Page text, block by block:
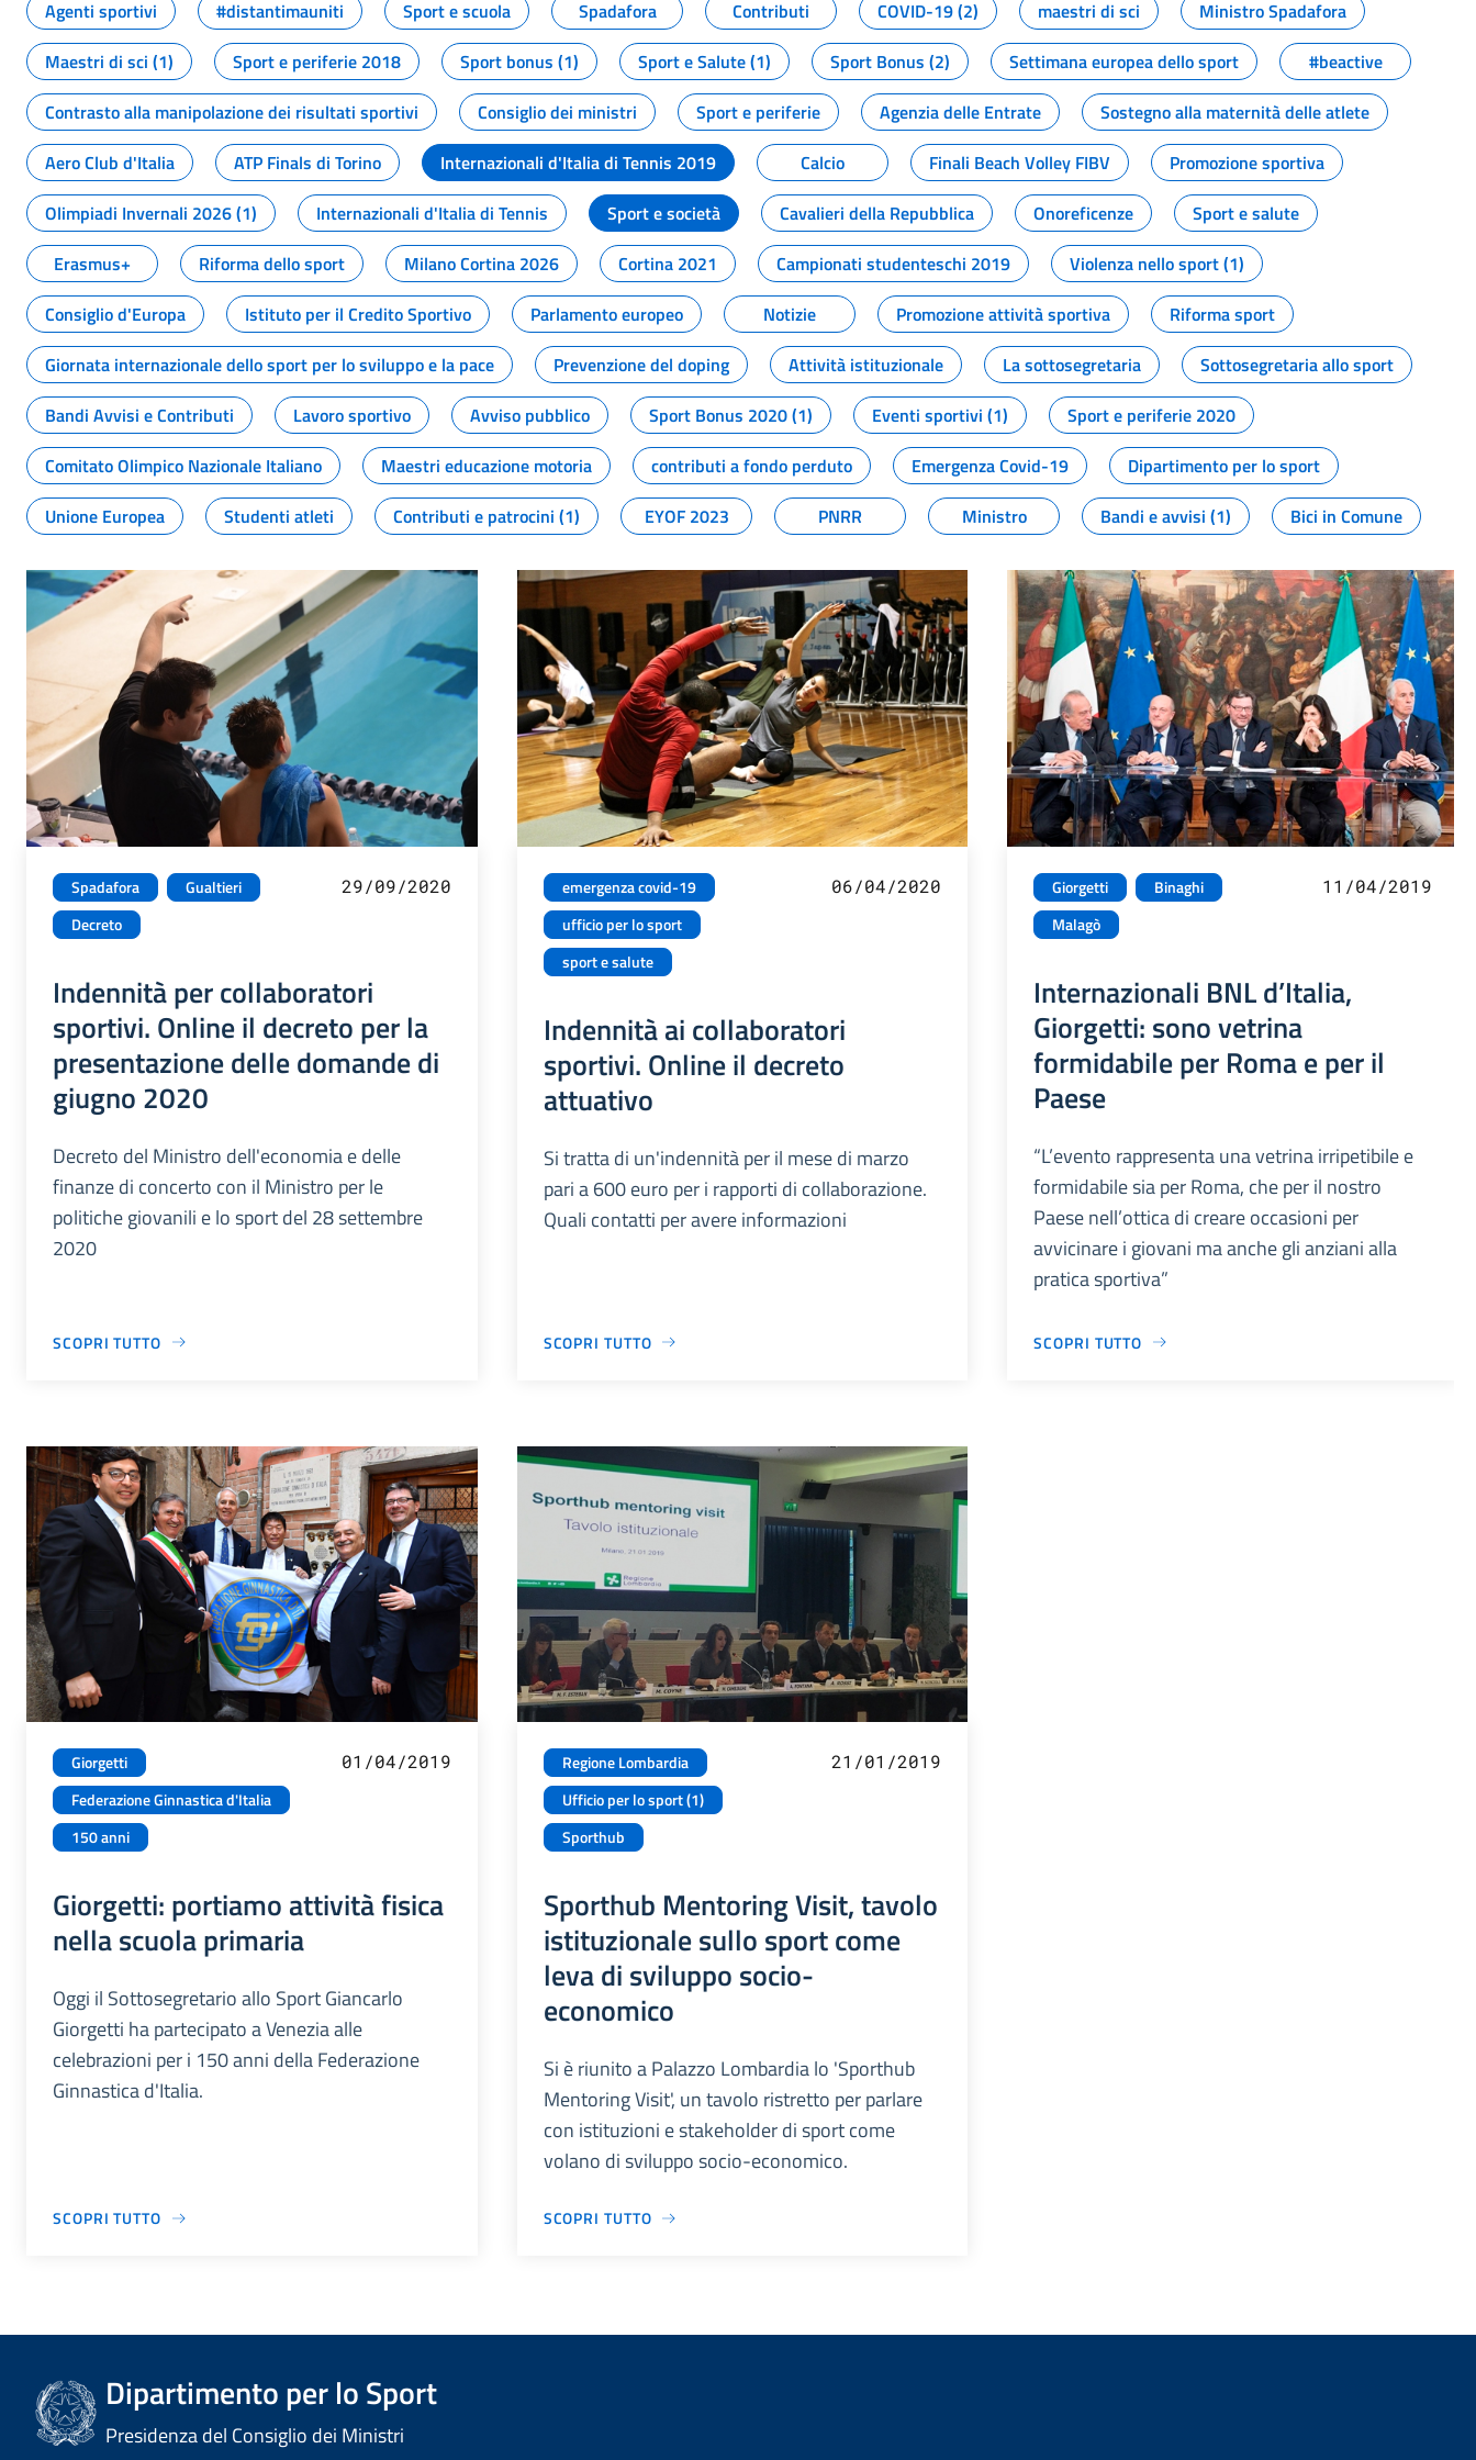
Agenti sportivi
#distantimauniti Sport e scuola Spadafora Contributi COVID-19 (2) maestri di sci
Ministro Spadafora
Maestri di sci (1)
Sport e periferie 2018 Sport bonus (1) Sport e Salute (1) Sport Bonus (2) Settimana europea dello sport
#beactive
Contrasto alla manipolazione dei risultati sportivi
Consiglio dei ministri Sport e periferie Agenzia delle Entrate
Sostegno alla maternità delle atlete
Aero Club d'Italia
ATP Finals di Torino Internazionali d'Italia di Tennis 2019 Calcio Finali Beach Volley FIBV
Promozione sportiva
Olimpiadi Invernali 2026 (1)
Internazionali d'Italia di Tennis Sport e società Cavalieri della Repubblica Onoreficenze
Sport e salute
Erasmus+
Riforma dello sport Milano Cortina 2026 Cortina 2021 Campionati studenteschi 2019
Violenza nello sport (1)
Consiglio d'Europa
Istituto per il Credito Sportivo Parlamento europeo Notizie Promozione attività sportiva
Riforma sport
Giornata internazionale dello sport per lo sviluppo e la pace
Prevenzione del doping Attività istituzionale La sottosegretaria
Sottosegretaria allo sport
Bandi Avvisi e Contributi
Lavoro sportivo Avviso pubblico Sport Bonus 2020 (1) Eventi sportivi (1)
Sport e periferie 2020
Comitato Olimpico Nazionale Italiano
Maestri educazione motoria contributi a fondo perduto Emergenza Covid-19
Dipartimento per lo sport
Unione Europea
Studenti atleti Contributi e patrocini (1) EYOF 2023 PNRR Ministro Bandi e avvisi (1) Bici in Comune
Spadafora
Gualtieri
Decreto
29/09/2020
Indennità per collaboratori
sportivi. Online il decreto per la
presentazione delle domande di
giugno 2020
Decreto del Ministro dell'economia e delle
finanze di concerto con il Ministro per le
politiche giovanili e lo sport del 28 settembre
2020
SCOPRI TUTTO
emergenza covid-19
ufficio per lo sport
sport e salute
06/04/2020
Indennità ai collaboratori
sportivi. Online il decreto
attuativo
Si tratta di un'indennità per il mese di marzo
pari a 600 euro per i rapporti di collaborazione.
Quali contatti per avere informazioni
SCOPRI TUTTO
Giorgetti
Binaghi
Malagò
11/04/2019
Internazionali BNL d’Italia,
Giorgetti: sono vetrina
formidabile per Roma e per il
Paese
“L’evento rappresenta una vetrina irripetibile e
formidabile sia per Roma, che per il nostro
Paese nell’ottica di creare occasioni per
avvicinare i giovani ma anche gli anziani alla
pratica sportiva”
SCOPRI TUTTO
Giorgetti
Federazione Ginnastica d'Italia
150 anni
01/04/2019
Giorgetti: portiamo attività fisica
nella scuola primaria
Oggi il Sottosegretario allo Sport Giancarlo
Giorgetti ha partecipato a Venezia alle
celebrazioni per i 150 anni della Federazione
Ginnastica d'Italia.
SCOPRI TUTTO
Regione Lombardia
Ufficio per lo sport (1)
Sporthub
21/01/2019
Sporthub Mentoring Visit, tavolo
istituzionale sullo sport come
leva di sviluppo socio-
economico
Si è riunito a Palazzo Lombardia lo 'Sporthub
Mentoring Visit', un tavolo ristretto per parlare
con istituzioni e stakeholder di sport come
volano di sviluppo socio-economico.
SCOPRI TUTTO
Dipartimento per lo Sport
Presidenza del Consiglio dei Ministri